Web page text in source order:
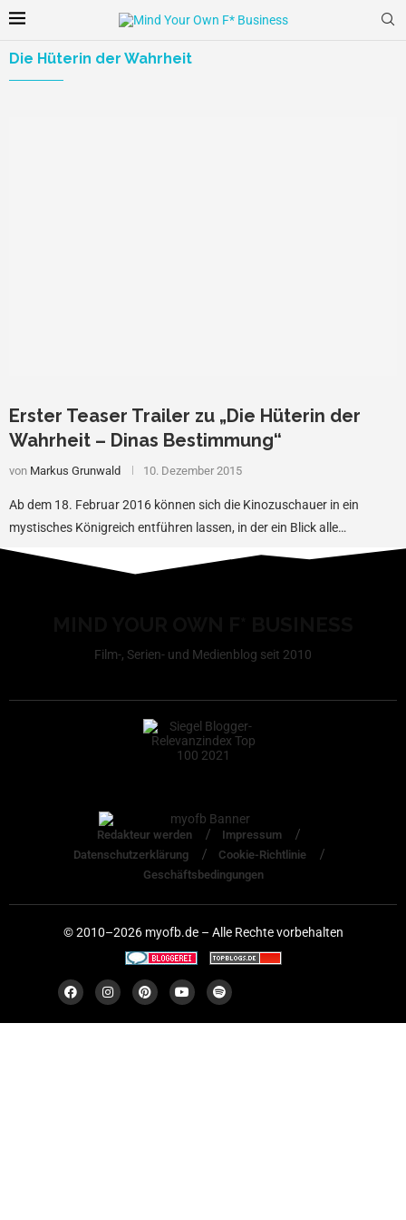
Die Hüterin der Wahrheit
Erster Teaser Trailer zu „Die Hüterin der
Wahrheit – Dinas Bestimmung“
von Markus Grunwald 10. Dezember 2015
Ab dem 18. Februar 2016 können sich die Kinozuschauer in ein
mystisches Königreich entführen lassen, in der ein Blick alle…
Film-, Serien- und Medienblog seit 2010
Redakteur werden
Impressum
Datenschutzerklärung
Cookie-Richtlinie
Geschäftsbedingungen
© 2010–2026 myofb.de – Alle Rechte vorbehalten